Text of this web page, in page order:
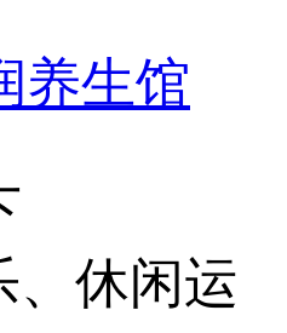
养生馆
、休闲运